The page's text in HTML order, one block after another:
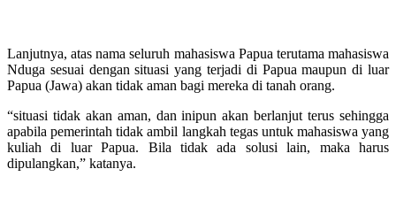
Lanjutnya, atas nama seluruh mahasiswa Papua terutama mahasiswa
Nduga sesuai dengan situasi yang terjadi di Papua maupun di luar
Papua (Jawa) akan tidak aman bagi mereka di tanah orang.
“situasi tidak akan aman, dan inipun akan berlanjut terus sehingga
apabila pemerintah tidak ambil langkah tegas untuk mahasiswa yang
kuliah di luar Papua. Bila tidak ada solusi lain, maka harus
dipulangkan,” katanya.